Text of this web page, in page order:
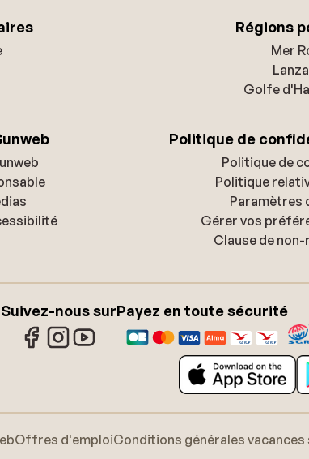
Régions
Mer
Golfe
Politique de
Politique de
Politique
Paramètres
Gérer vos
Clause de
Suivez-nous surPayez en toute sécurité
Offres d'emploiConditions générales vacances